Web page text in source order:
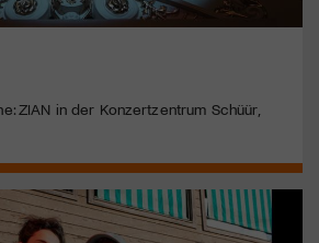
ZIAN in der Konzertzentrum Schüür,